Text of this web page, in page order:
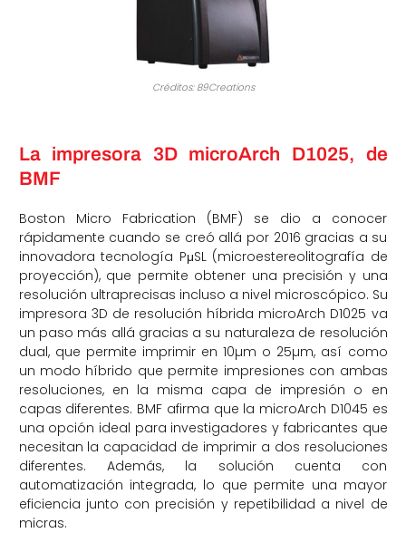
Créditos: B9Creations
La impresora 3D microArch D1025, de
BMF
Boston Micro Fabrication (BMF) se dio a conocer
rápidamente cuando se creó allá por 2016 gracias a su
innovadora tecnología PμSL (microestereolitografía de
proyección), que permite obtener una precisión y una
resolución ultraprecisas incluso a nivel microscópico. Su
impresora 3D de resolución híbrida microArch D1025 va
un paso más allá gracias a su naturaleza de resolución
dual, que permite imprimir en 10µm o 25µm, así como
un modo híbrido que permite impresiones con ambas
resoluciones, en la misma capa de impresión o en
capas diferentes. BMF afirma que la microArch D1045 es
una opción ideal para investigadores y fabricantes que
necesitan la capacidad de imprimir a dos resoluciones
diferentes. Además, la solución cuenta con
automatización integrada, lo que permite una mayor
eficiencia junto con precisión y repetibilidad a nivel de
micras.